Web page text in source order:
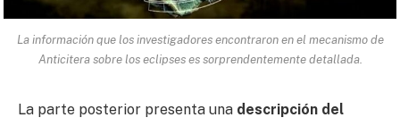
La información que los investigadores encontraron en el mecanismo de
Anticitera sobre los eclipses es sorprendentemente detallada.
La parte posterior presenta una descripción del